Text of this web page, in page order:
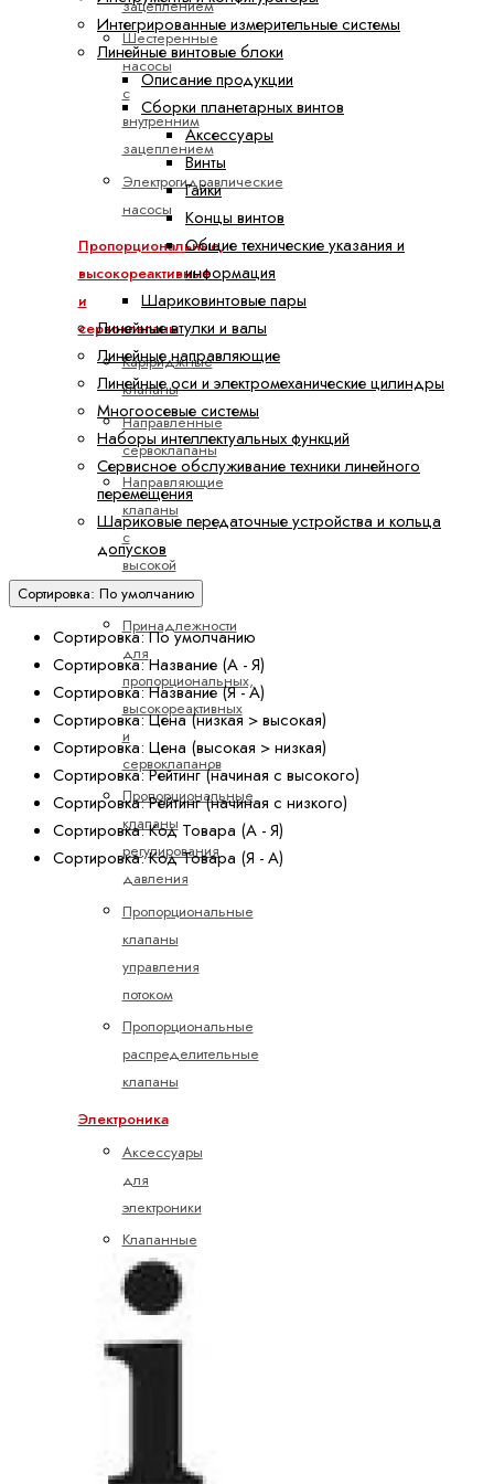
зацеплением
Шестеренные
насосы
с
внутренним
зацеплением
Электрогидравлические
насосы
Пропорциональные,
высокореактивные
и
сервоклапаны
Картриджные
клапаны
Направленные
сервоклапаны
Направляющие
клапаны
с
высокой
реакцией
Принадлежности
для
пропорциональных,
высокореактивных
и
сервоклапанов
Пропорциональные
клапаны
регулирования
давления
Пропорциональные
клапаны
управления
потоком
Пропорциональные
распределительные
клапаны
Электроника
Аксессуары
для
электроники
Клапанные
усилители
Подготовка
значений
осями
Интегрированные измерительные системы
Линейные винтовые блоки
Описание продукции
Сборки планетарных винтов
Аксессуары
Винты
Гайки
Концы винтов
Общие технические указания и
информация
Шариковинтовые пары
Линейные втулки и валы
Линейные направляющие
Линейные оси и электромеханические цилиндры
Многоосевые системы
Наборы интеллектуальных функций
Сервисное обслуживание техники линейного
перемещения
Шариковые передаточные устройства и кольца
допусков
Сортировка: По умолчанию
Сортировка: По умолчанию
Сортировка: Название (А - Я)
Сортировка: Название (Я - А)
Сортировка: Цена (низкая > высокая)
Сортировка: Цена (высокая > низкая)
Сортировка: Рейтинг (начиная с высокого)
Сортировка: Рейтинг (начиная с низкого)
Сортировка: Код Товара (А - Я)
Сортировка: Код Товара (Я - А)